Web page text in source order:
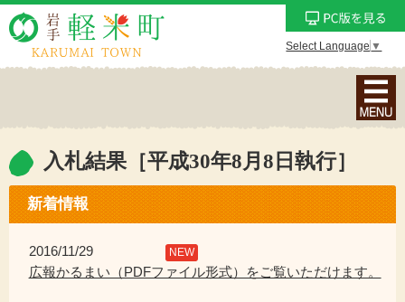
Select Language ▼
ナ
ビ
ョ
ン
ニ
入札結果［平成30年8月8日執行］
新着情報
2016/11/29 NEW
広報かるまい（PDFファイル形式）をご覧いただけます。